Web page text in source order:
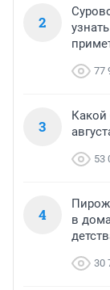
2
77
3
Какой
53
4
в
30